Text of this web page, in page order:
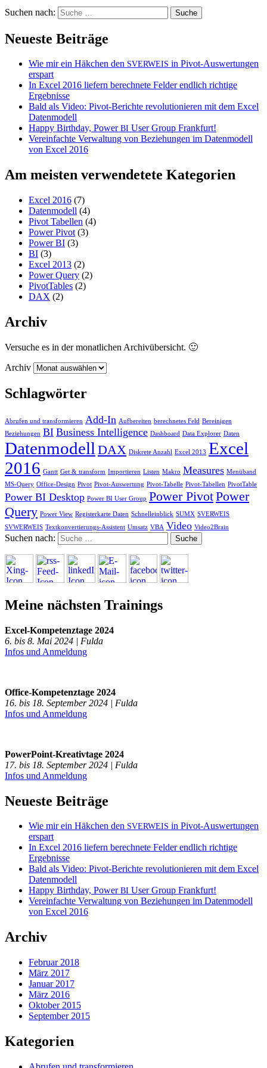
Suchen nach:
Neueste Beiträge
Wie mir ein Häkchen den SVERWEIS in Pivot-Auswertungen
erspart
In Excel 2016 liefern berechnete Felder endlich richtige
Ergebnisse
Bald als Video: Pivot-Berichte revolutionieren mit dem Excel
Datenmodell
Happy Birthday, PowerBI User Group Frankfurt!
Vereinfachte Verwaltung von Beziehungen im Datenmodell
von Excel 2016
Am meisten verwendetete Kategorien
Excel 2016 (7)
Datenmodell (4)
Pivot Tabellen (4)
Power Pivot (3)
Power BI (3)
BI (3)
Excel 2013 (2)
Power Query (2)
PivotTables (2)
DAX (2)
Archiv
Versuche es in der monatlichen Archivübersicht. 🙂
Archiv
Schlagwörter
Abrufen und transformieren Add-In Aufbereiten berechnetes Feld Bereinigen
Beziehungen BI Business Intelligence Dashboard Data Explorer Daten
Datenmodell DAX Diskrete Anzahl Excel 2013 Excel
2016 Gantt Get & transform Importieren Listen Makro Measures Menüband
MS-Query Office-Design Pivot Pivot-Auswertung Pivot-Tabelle Pivot-Tabellen PivotTable
Power BI Desktop Power BI User Group Power PivotPower
Query Power View Registerkarte Daten Schnelleinblick SUMX SVERWEIS
SVWERWEIS Textkonvertierungs-Assistent Umsatz VBA Video Video2Brain
Suchen nach:
Meine nächsten Trainings
Excel-Kompetenztage 2024
6. bis 8. Mai 2024 | Fulda
Infos und Anmeldung
Office-Kompetenztage 2024
16. bis 18. September 2024 | Fulda
Infos und Anmeldung
PowerPoint-Kreativtage 2024
17. bis 18. September 2024 | Fulda
Infos und Anmeldung
Neueste Beiträge
Wie mir ein Häkchen den SVERWEIS in Pivot-Auswertungen
erspart
In Excel 2016 liefern berechnete Felder endlich richtige
Ergebnisse
Bald als Video: Pivot-Berichte revolutionieren mit dem Excel
Datenmodell
Happy Birthday, PowerBI User Group Frankfurt!
Vereinfachte Verwaltung von Beziehungen im Datenmodell
von Excel 2016
Archiv
Februar 2018
März 2017
Januar 2017
März 2016
Oktober 2015
September 2015
Kategorien